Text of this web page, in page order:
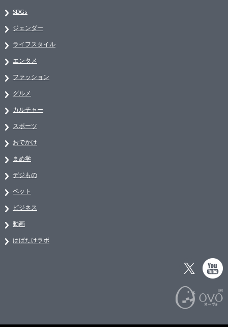
SDGs
ジェンダー
ライフスタイル
エンタメ
ファッション
グルメ
カルチャー
スポーツ
おでかけ
まめ学
デジもの
ペット
ビジネス
動画
はばたけラボ